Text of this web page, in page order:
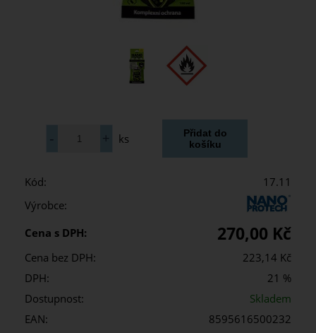
ks
Kód:
17.11
Výrobce:
Cena s DPH:
270,00 Kč
Cena bez DPH:
223,14 Kč
DPH:
21 %
Dostupnost:
Skladem
EAN:
8595616500232